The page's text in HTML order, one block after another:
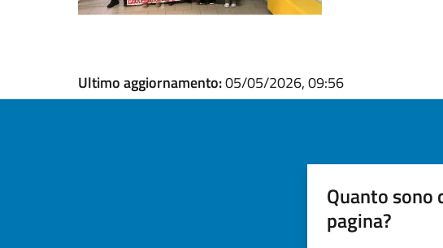
Ultimo aggiornamento:05/05/2026, 09:56
Quanto sono
pagina?